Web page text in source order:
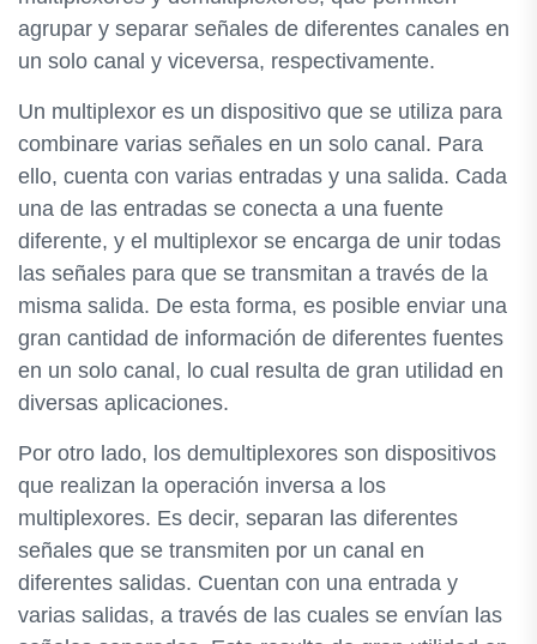
agrupar y separar señales de diferentes canales en
un solo canal y viceversa, respectivamente.
Un multiplexor es un dispositivo que se utiliza para
combinare varias señales en un solo canal. Para
ello, cuenta con varias entradas y una salida. Cada
una de las entradas se conecta a una fuente
diferente, y el multiplexor se encarga de unir todas
las señales para que se transmitan a través de la
misma salida. De esta forma, es posible enviar una
gran cantidad de información de diferentes fuentes
en un solo canal, lo cual resulta de gran utilidad en
diversas aplicaciones.
Por otro lado, los demultiplexores son dispositivos
que realizan la operación inversa a los
multiplexores. Es decir, separan las diferentes
señales que se transmiten por un canal en
diferentes salidas. Cuentan con una entrada y
varias salidas, a través de las cuales se envían las